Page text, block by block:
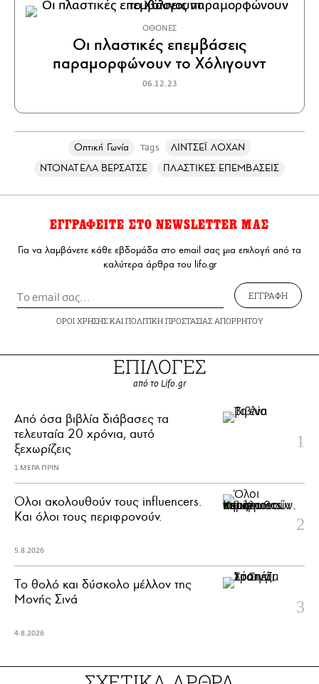
ΟΘΟΝΕΣ
Οι πλαστικές επεμβάσεις
παραμορφώνουν το Χόλιγουντ
06.12.23
Οπτική Γωνία Tags
ΛΙΝΤΣΕΪ ΛΟΧΑΝ
ΝΤΟΝΑΤΕΛΑ ΒΕΡΣΑΤΣΕ
ΠΛΑΣΤΙΚΕΣ ΕΠΕΜΒΑΣΕΙΣ
ΕΓΓΡΑΦΕΙΤΕ ΣΤΟ NEWSLETTER ΜΑΣ
Για να λαμβάνετε κάθε εβδομάδα στο email σας μια επιλογή από τα
καλύτερα άρθρα του lifo.gr
ΕΓΓΡΑΦΗ
ΟΡΟΙ ΧΡΗΣΗΣΚΑΙ ΠΟΛΙΤΙΚΗ ΠΡΟΣΤΑΣΙΑΣ ΑΠΟΡΡΗΤΟΥ
ΕΠΙΛΟΓΕΣ
από το Lifo.gr
Από όσα βιβλία διάβασες τα
τελευταία 20 χρόνια, αυτό
ξεχωρίζεις
1 ΜΕΡΑ ΠΡΙΝ
Όλοι ακολουθούν τους influencers.
Και όλοι τους περιφρονούν.
5.8.2026
Το θολό και δύσκολο μέλλον της
Μονής Σινά
4.8.2026